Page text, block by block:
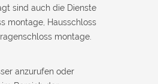
sind auch die Dienste
montage, Hausschloss
montage.
anzurufen oder